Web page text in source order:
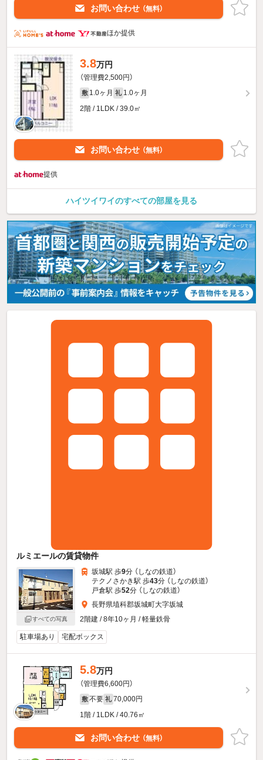
お問い合わせ （無料）
ほか提供
3.8万円
（管理費2,500円）
敷 1.0ヶ月 礼 1.0ヶ月
2階 / 1LDK / 39.0㎡
お問い合わせ （無料）
提供
ハイツイワイのすべての部屋を見る
ルミエールの賃貸物件
すべての写真
坂城駅 歩9分 （しなの鉄道）
テクノさかき駅 歩43分 （しなの鉄道）
戸倉駅 歩52分 （しなの鉄道）
長野県埴科郡坂城町大字坂城
2階建 / 8年10ヶ月 / 軽量鉄骨
駐車場あり 宅配ボックス
5.8万円
（管理費6,600円）
敷 不要 礼 70,000円
1階 / 1LDK / 40.76㎡
お問い合わせ （無料）